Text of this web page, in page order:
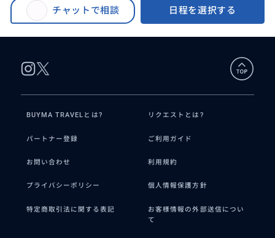
チャットで相談 日程を選択する
透明度抜群の西オアフ・エレクトリックビーチで体験ダイビング！ライセン
ス保持者も参加OK! ＜ビーチ2ダイブ／貸切プラン有＞
BUYMA TRAVELとは? リクエストとは?
パートナー登録 ご利用ガイド
お問い合わせ 利用規約
プライバシーポリシー 個人情報保護方針
特定商取引法に関する表記
お客様情報の外部送信につい
て